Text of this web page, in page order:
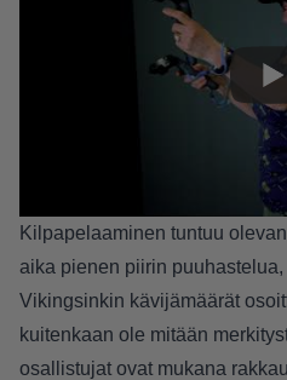
Kilpapelaaminen tuntuu
aika pienen piirin
Vikingsinkin kävijämäärät
kuitenkaan ole mitään
osallistujat ovat mukana